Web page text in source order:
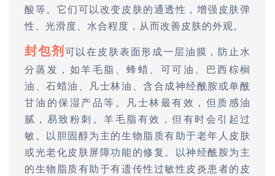
酸等。它们可以改变皮肤的通透性，增强皮肤弹
性、光滑度、水合程度，从而改善皮肤的外观。
封包剂 可以在皮肤表面形成一层油膜，防止水
分蒸发，如羊毛脂、蜂蜡、可可油、巴西棕榈
油、石蜡油、凡士林油、含合成神经酰胺或单酰
甘油的保湿产品等。凡士林最有效，但质感油
腻，易致粉刺。羊毛脂有效，但有时会引起过
敏。以胆固醇为主的生物脂质有助于老年人皮肤
或光老化皮肤屏障功能的修复。以神经酰胺为主
的生物脂质有助于有遗传性过敏性皮炎患者的皮